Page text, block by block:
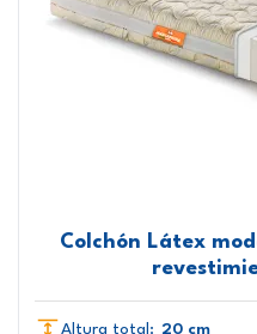
Colchón Látex
Altura total: 20 cm